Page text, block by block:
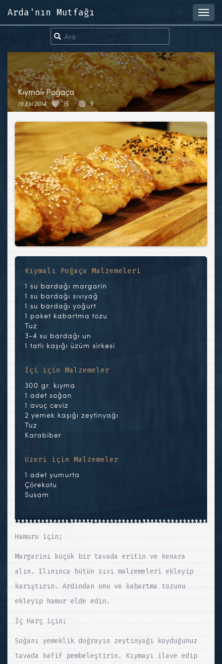
Arda'nın Mutfağı
Kıymalı Poğaça
19 Eki 2014 15 9
Kıymalı Poğaça Malzemeleri
1 su bardağı margarin
1 su bardağı sıvıyağ
1 su bardağı yoğurt
1 paket kabartma tozu
Tuz
3-4 su bardağı un
1 tatlı kaşığı üzüm sirkesi
İçi için Malzemeler
300 gr. kıyma
1 adet soğan
1 avuç ceviz
2 yemek kaşığı zeytinyağı
Tuz
Karabiber
Üzeri için Malzemeler
1 adet yumurta
Çörekotu
Susam
Hamuru için;
Margarini küçük bir tavada eritin ve kenara
alın. Ilınınca bütün sıvı malzemeleri ekleyip
karıştırın. Ardından unu ve kabartma tozunu
ekleyip hamur elde edin.
İç Harç için;
Soğanı yemeklik doğrayın zeytinyağı koyduğunuz
tavada hafif pembeleştirin. Kıymayı ilave edip